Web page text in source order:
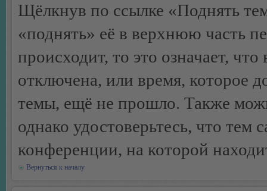
Щёлкнув по ссылке «Поднять
«поднять» её в верхнюю часть
происходит, то это означает,
отключена, или время, которое
темы, ещё не прошло. Также
однако удостоверьтесь, что
конференции, на которой
Вернуться к началу